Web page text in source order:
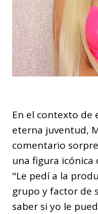
En el contexto de
eterna juventud,
comentario
una figura
"Le pedí a la
grupo y factor de
saber si yo le